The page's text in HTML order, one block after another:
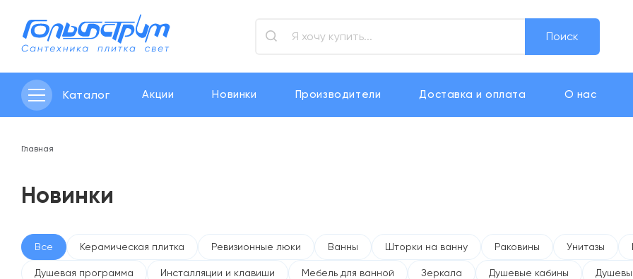
Поиск
Каталог Акции Новинки Производители Доставка и оплата О нас
Главная
Новинки
Все Керамическая плитка Ревизионные люки Ванны Шторки на ванну Раковины Унитазы
Душевая программа Инсталляции и клавиши Мебель для ванной Зеркала Душевые кабины